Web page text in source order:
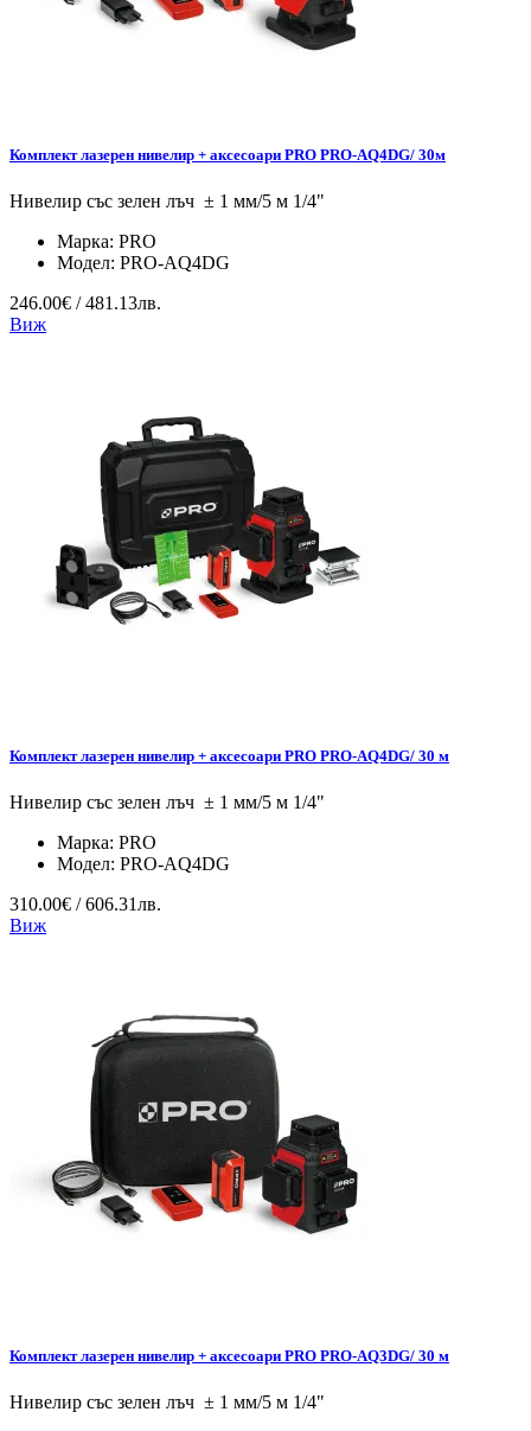
Комплект лазерен нивелир + аксесоари PRO PRO-AQ4DG/ 30м
Нивелир със зелен лъч ± 1 мм/5 м 1/4"
Марка: PRO
Модел: PRO-AQ4DG
246.00€ / 481.13лв.
Виж
Комплект лазерен нивелир + аксесоари PRO PRO-AQ4DG/ 30 м
Нивелир със зелен лъч ± 1 мм/5 м 1/4"
Марка: PRO
Модел: PRO-AQ4DG
310.00€ / 606.31лв.
Виж
Комплект лазерен нивелир + аксесоари PRO PRO-AQ3DG/ 30 м
Нивелир със зелен лъч ± 1 мм/5 м 1/4"